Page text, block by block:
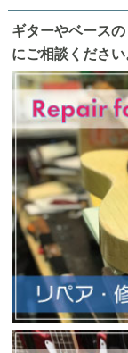
ギターやベース
にご相談ください